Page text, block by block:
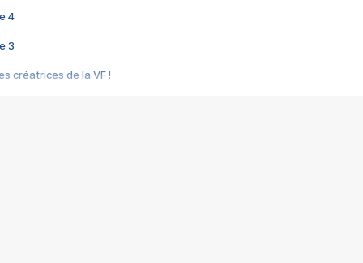
4
3
créatrices de la VF !